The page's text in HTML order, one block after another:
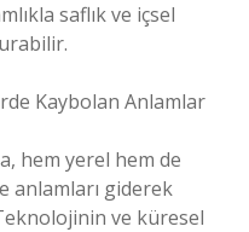
saflık ve içsel
Kaybolan Anlamlar
hem yerel hem de
anlamları giderek
ve küresel